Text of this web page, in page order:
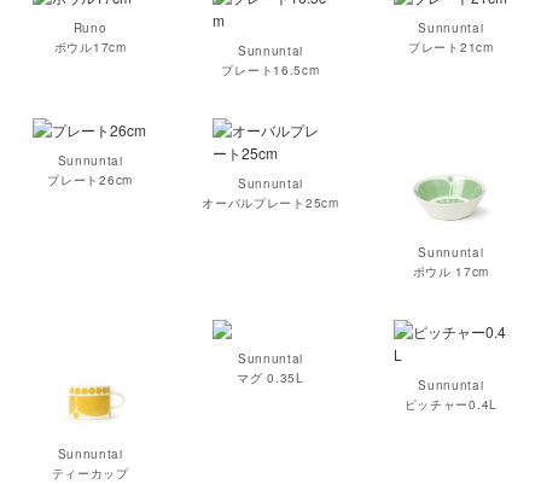
Runo
ボウル17cm
Sunnuntai
プレート16.5cm
Sunnuntai
プレート21cm
Sunnuntai
プレート26cm
Sunnuntai
オーバルプレート25cm
Sunnuntai
ボウル 17cm
Sunnuntai
ティーカップ
Sunnuntai
マグ 0.35L
Sunnuntai
ピッチャー0.4L